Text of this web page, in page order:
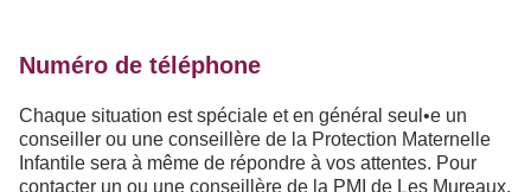
Numéro de téléphone
Chaque situation est spéciale et en général seul•e un
conseiller ou une conseillère de la Protection Maternelle
Infantile sera à même de répondre à vos attentes. Pour
contacter un ou une conseillère de la PMI de Les Mureaux,